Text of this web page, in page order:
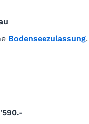
Bodenseezulassung.